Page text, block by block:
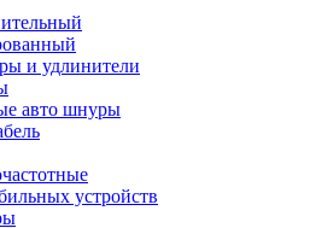
и удлинители
авто шнуры
устройств